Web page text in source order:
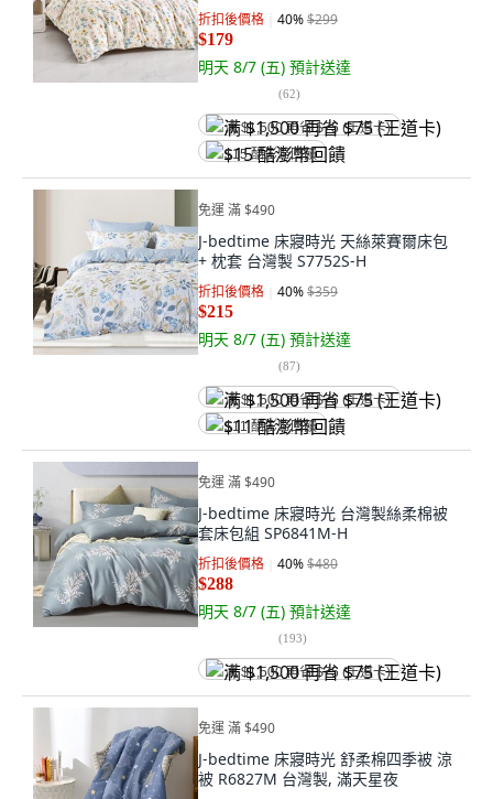
折扣後價格 40%$299
$179
明天 8/7 (五) 預計送達
(62)
满 $1,500 再省 $75 (王道卡)
$15 酷澎幣回饋
免運 滿 $490
J-bedtime 床寢時光 天絲萊賽爾床包
+ 枕套 台灣製 S7752S-H
折扣後價格 40%$359
$215
明天 8/7 (五) 預計送達
(87)
满 $1,500 再省 $75 (王道卡)
$11 酷澎幣回饋
免運 滿 $490
J-bedtime 床寢時光 台灣製絲柔棉被
套床包組 SP6841M-H
折扣後價格 40%$480
$288
明天 8/7 (五) 預計送達
(193)
满 $1,500 再省 $75 (王道卡)
免運 滿 $490
J-bedtime 床寢時光 舒柔棉四季被 涼
被 R6827M 台灣製, 滿天星夜